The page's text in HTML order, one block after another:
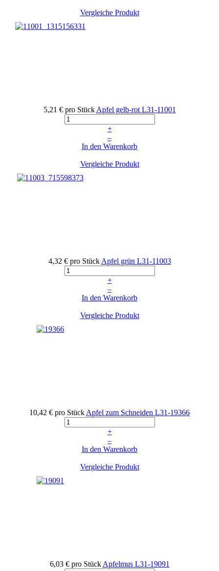
Vergleiche Produkt
5,21 € pro Stück Apfel gelb-rotL31-11001
+
–
In den Warenkorb
Vergleiche Produkt
4,32 € pro Stück Apfel grün L31-11003
+
–
In den Warenkorb
Vergleiche Produkt
10,42 € pro StückApfel zum Schneiden L31-19366
+
–
In den Warenkorb
Vergleiche Produkt
6,03 € pro Stück Apfelmus L31-19091